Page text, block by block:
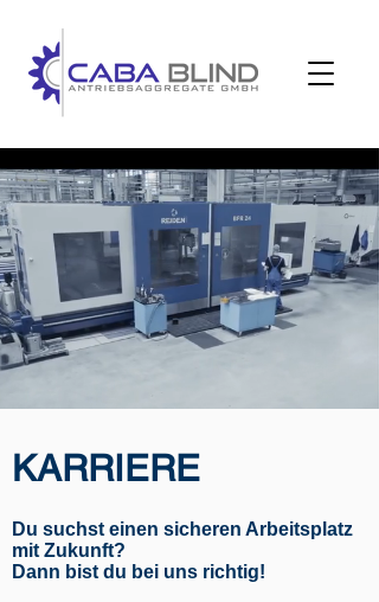
KARRIERE
Du suchst einen sicheren Arbeitsplatz
mit Zukunft?
Dann bist du bei uns richtig!